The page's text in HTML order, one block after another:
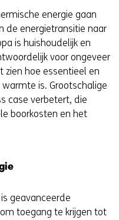
energie gaan
de energietransitie naar
is huishoudelijk en
voor ongeveer
zien hoe essentieel en
is. Grootschalige
case verbetert, die
boorkosten en het
geavanceerde
toegang te krijgen tot